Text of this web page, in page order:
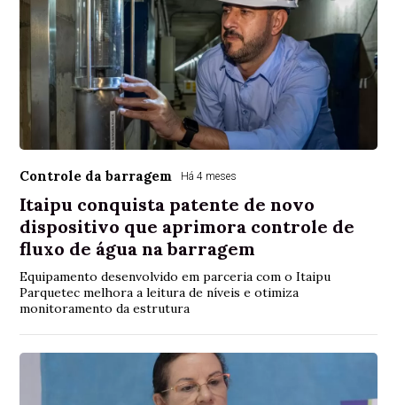
Controle da barragem Há 4 meses
Itaipu conquista patente de novo
dispositivo que aprimora controle de
fluxo de água na barragem
Equipamento desenvolvido em parceria com o Itaipu
Parquetec melhora a leitura de níveis e otimiza
monitoramento da estrutura